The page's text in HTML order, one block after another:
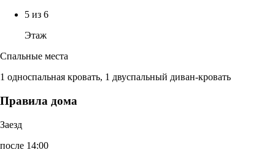
5 из 6
Этаж
Спальные места
1 односпальная кровать, 1 двуспальный диван-кровать
Правила дома
Заезд
после 14:00